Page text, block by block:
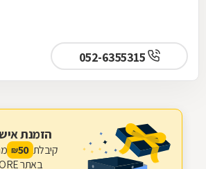
הזמנת
קיבלת 50
₪
באתר ZAPSTORE